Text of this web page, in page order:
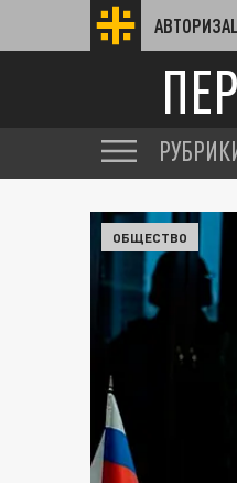
ОБЩЕСТВО